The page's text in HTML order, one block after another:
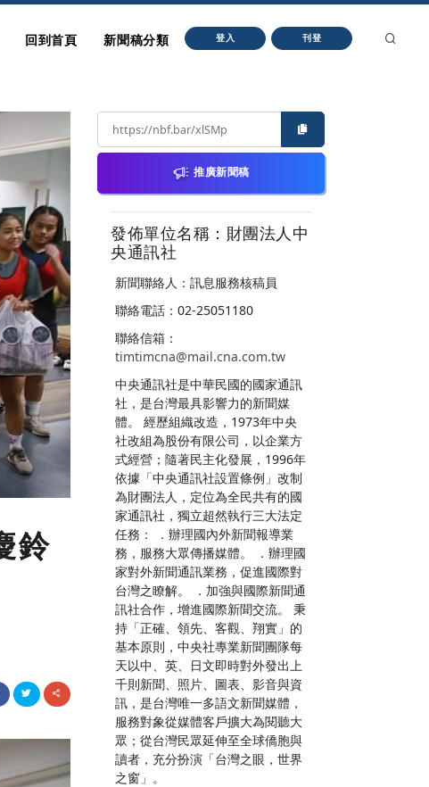
回到首頁 新聞稿分類 登入 刊登
鈴
推廣新聞稿
發佈單位名稱：財團法人中
央通訊社
新聞聯絡人：訊息服務核稿員
聯絡電話：02-25051180
聯絡信箱：
timtimcna@mail.cna.com.tw
中央通訊社是中華民國的國家通訊
社，是台灣最具影響力的新聞媒
體。 經歷組織改造，1973年中央
社改組為股份有限公司，以企業方
式經營；隨著民主化發展，1996年
依據「中央通訊社設置條例」改制
為財團法人，定位為全民共有的國
家通訊社，獨立超然執行三大法定
任務： ．辦理國內外新聞報導業
務，服務大眾傳播媒體。 ．辦理國
家對外新聞通訊業務，促進國際對
台灣之瞭解。 ．加強與國際新聞通
訊社合作，增進國際新聞交流。 秉
持「正確、領先、客觀、翔實」的
基本原則，中央社專業新聞團隊每
天以中、英、日文即時對外發出上
千則新聞、照片、圖表、影音與資
訊，是台灣唯一多語文新聞媒體，
服務對象從媒體客戶擴大為閱聽大
眾；從台灣民眾延伸至全球僑胞與
讀者，充分扮演「台灣之眼，世界
之窗」。